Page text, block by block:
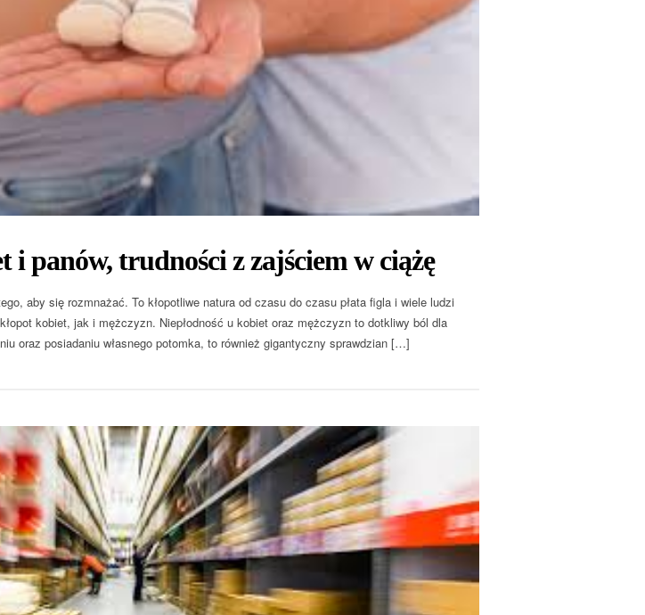
i panów, trudności z zajściem w ciążę
aby się rozmnażać. To kłopotliwe natura od czasu do czasu płata figla i wiele ludzi
kobiet, jak i mężczyzn. Niepłodność u kobiet oraz mężczyzn to dotkliwy ból dla
oraz posiadaniu własnego potomka, to również gigantyczny sprawdzian […]